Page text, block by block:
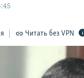
Читать без VPN